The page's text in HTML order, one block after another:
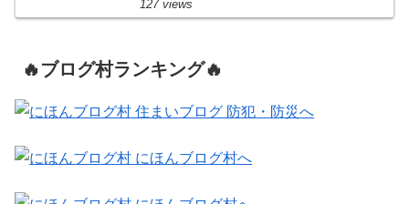
127 views
🔥ブログ村ランキング🔥